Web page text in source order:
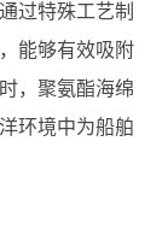
过特殊工艺制
能够有效吸附
，聚氨酯海绵
环境中为船舶